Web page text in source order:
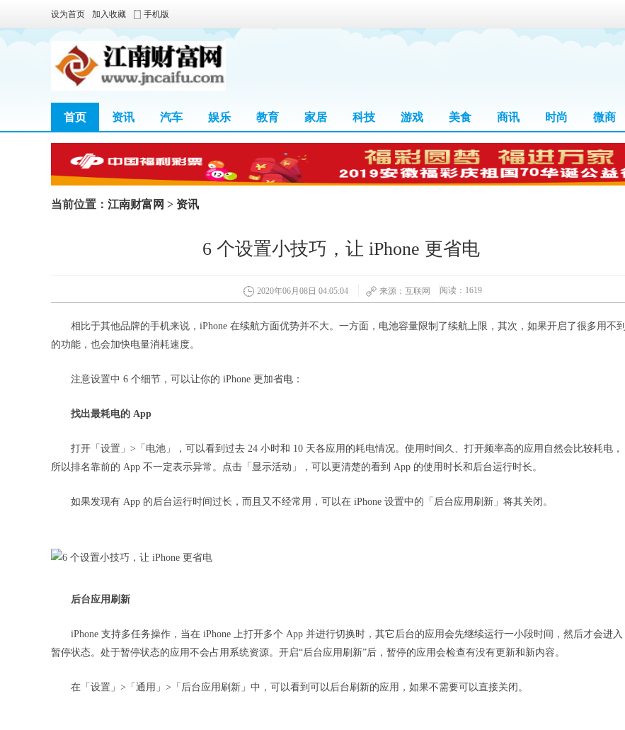
设为首页 加入收藏 手机版
首页 资讯 汽车 娱乐 教育 家居 科技 游戏 美食 商讯 时尚 微商
当前位置： 江南财富网 > 资讯
6 个设置小技巧，让 iPhone 更省电
2020年06月08日 04:05:04 来源：互联网 阅读：1619
相比于其他品牌的手机来说，iPhone 在续航方面优势并不大。一方面，电池容量限制了续航上限，其次，如果开启了很多用不到
的功能，也会加快电量消耗速度。
注意设置中 6 个细节，可以让你的 iPhone 更加省电：
找出最耗电的 App
打开「设置」>「电池」，可以看到过去 24 小时和 10 天各应用的耗电情况。使用时间久、打开频率高的应用自然会比较耗电，
所以排名靠前的 App 不一定表示异常。点击「显示活动」，可以更清楚的看到 App 的使用时长和后台运行时长。
如果发现有 App 的后台运行时间过长，而且又不经常用，可以在 iPhone 设置中的「后台应用刷新」将其关闭。
后台应用刷新
iPhone 支持多任务操作，当在 iPhone 上打开多个 App 并进行切换时，其它后台的应用会先继续运行一小段时间，然后才会进入
暂停状态。处于暂停状态的应用不会占用系统资源。开启“后台应用刷新”后，暂停的应用会检查有没有更新和新内容。
在「设置」>「通用」>「后台应用刷新」中，可以看到可以后台刷新的应用，如果不需要可以直接关闭。